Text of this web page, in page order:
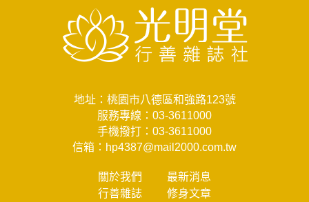
地址：桃園市八德區和強路123號
服務專線： 03-3611000
手機撥打： 03-3611000
信箱： hp4387@mail2000.com.tw
關於我們
最新消息
行善雜誌
修身文章